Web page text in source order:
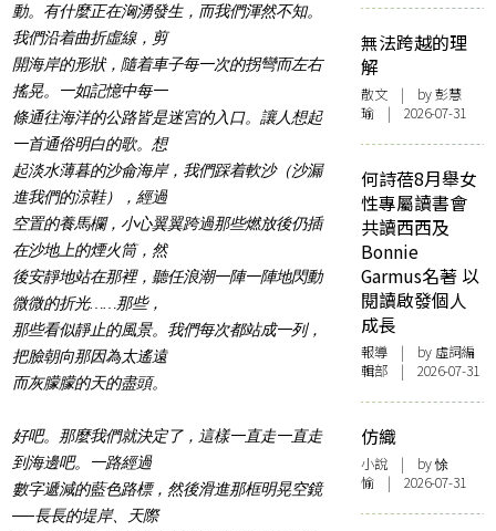
動。有什麼正在洶湧發生，而我們渾然不知。
我們沿着曲折虛線，剪
開海岸的形狀，隨着車子每一次的拐彎而左右
搖晃。一如記憶中每一
條通往海洋的公路皆是迷宮的入口。讓人想起
一首通俗明白的歌。想
起淡水薄暮的沙侖海岸，我們踩着軟沙（沙漏
進我們的涼鞋），經過
空置的養馬欄，小心翼翼跨過那些燃放後仍插
在沙地上的煙火筒，然
後安靜地站在那裡，聽任浪潮一陣一陣地閃動
微微的折光……那些，
那些看似靜止的風景。我們每次都站成一列，
把臉朝向那因為太遙遠
而灰朦朦的天的盡頭。
好吧。那麼我們就決定了，這樣一直走一直走
到海邊吧。一路經過
數字遞減的藍色路標，然後滑進那框明晃空鏡
──長長的堤岸、天際
無法跨越的理
解
散文 | by 彭慧
瑜 | 2026-07-31
何詩蓓8月舉女
性專屬讀書會
共讀西西及
Bonnie
Garmus名著 以
閱讀啟發個人
成長
報導 | by 虛詞編
輯部 | 2026-07-31
仿織
小說 | by 悇
愉 | 2026-07-31